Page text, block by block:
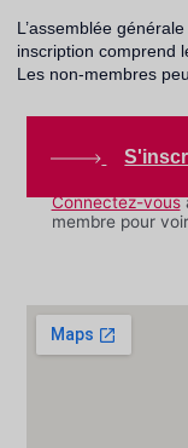
L’assemblée
inscription comprend
Les non-membres
Connectez-vous
membre pour